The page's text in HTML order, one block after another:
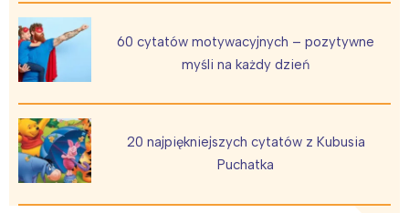
60 cytatów motywacyjnych – pozytywne
myśli na każdy dzień
20 najpiękniejszych cytatów z Kubusia
Puchatka